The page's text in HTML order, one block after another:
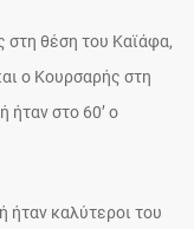
στη θέση του Καϊάφα,
ο Κουρσαρής στη
ήταν στο 60’ ο
ήταν καλύτεροι του